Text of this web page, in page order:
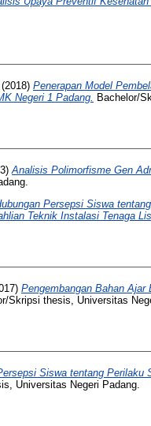
(2018) Penerapan Model
Negeri 1 Padang. Bachelor/
Analisis Polimorfisme Gen
Persepsi Siswa
Teknik Instalasi Tenaga
Pengembangan Bahan
Skripsi thesis, Universitas
Siswa tentang Perilaku
Universitas Negeri Padang.